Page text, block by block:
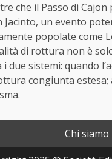
che il Passo di
Jacinto, un evento
popolate come
di rottura non è
due sistemi: quando
congiunta
Chi siamo